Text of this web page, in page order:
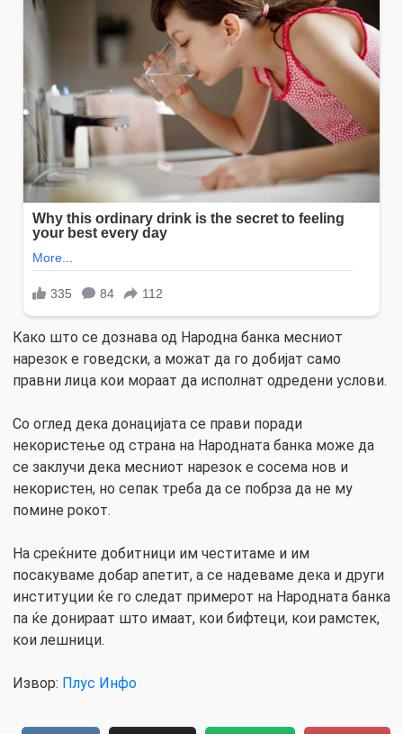
Како што се дознава од Народна банка месниот
нарезок е говедски, а можат да го добијат само
правни лица кои мораат да исполнат одредени услови.
Со оглед дека донацијата се прави поради
некористење од страна на Народната банка може да
се заклучи дека месниот нарезок е сосема нов и
некористен, но сепак треба да се побрза да не му
помине рокот.
На среќните добитници им честитаме и им
посакуваме добар апетит, а се надеваме дека и други
институции ќе го следат примерот на Народната банка
па ќе донираат што имаат, кои бифтеци, кои рамстек,
кои лешници.
Извор: Плус Инфо